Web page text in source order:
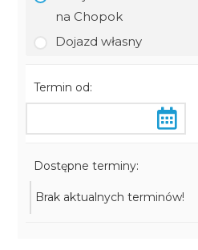
na Chopok
Dojazd własny
Termin od:
Dostępne terminy:
Brak aktualnych terminów!